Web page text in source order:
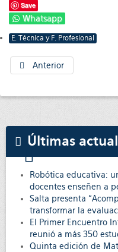
Save
Whatsapp
E. Técnica y F. Profesional
Anterior
Últimas
Robótica educativa:
docentes enseñen a
Salta presenta
transformar la
El Primer Encuentro
reunió a más 350
Quinta edición de